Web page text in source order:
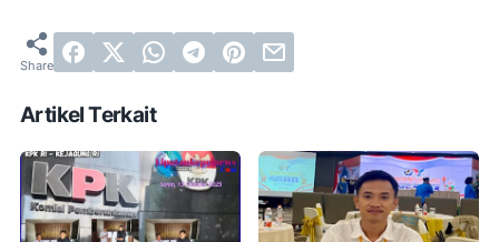
Artikel Terkait